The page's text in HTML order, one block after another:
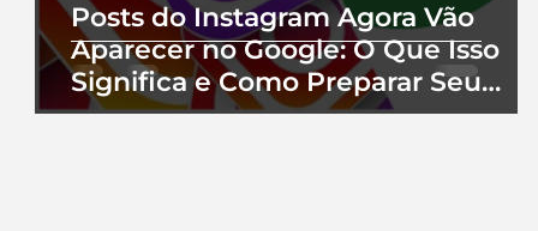
Posts do Instagram Agora Vão
Aparecer no Google: O Que Isso
Significa e Como Preparar Seu
Perfil